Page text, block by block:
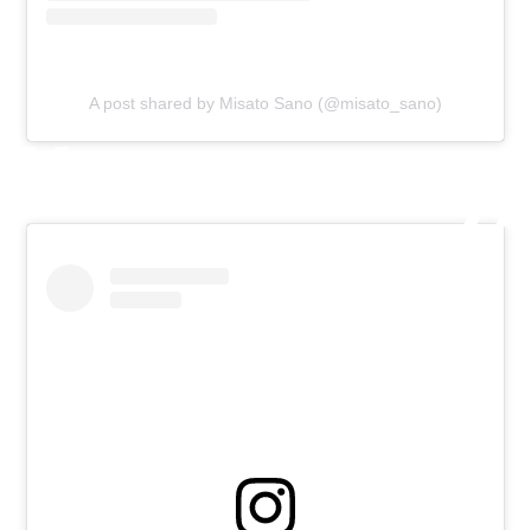
A post shared by Misato Sano (@misato_sano)